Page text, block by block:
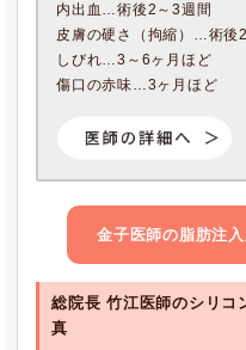
内出血…術後2～3週間
皮膚の硬さ（拘縮）…術後
しびれ…3～6ヶ月ほど
傷口の赤味…3ヶ月ほど
金子医師の 脂肪注
総院長 竹江医師のシリコ
真